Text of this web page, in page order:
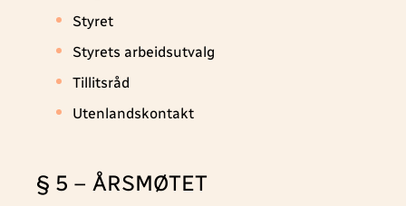
Styret
Styrets arbeidsutvalg
Tillitsråd
Utenlandskontakt
§ 5 – ÅRSMØTET